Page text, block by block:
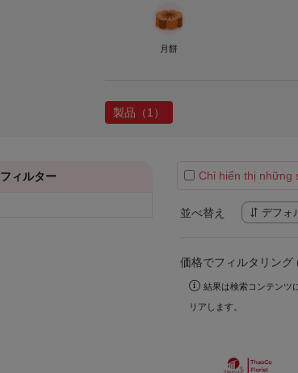
月餅
製品（1）
ィルター Chỉ hiển thị những
並べ替え デフォ
価格でフィルタリング
結果は検索コンテンツ
リアします。